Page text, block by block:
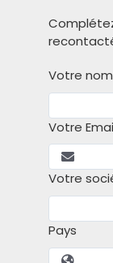
Votre nom
Votre
Votre
Pays